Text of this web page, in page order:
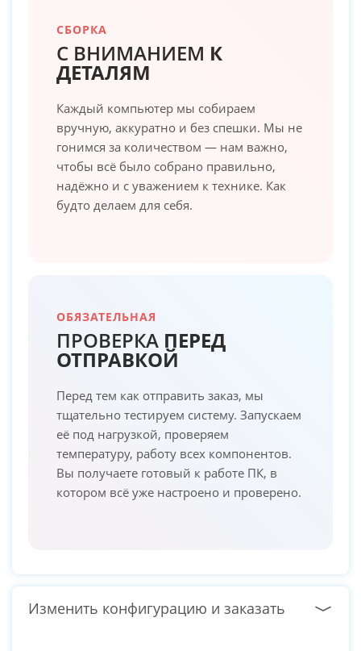
СБОРКА
С ВНИМАНИЕМ К
ДЕТАЛЯМ
Каждый компьютер мы собираем
вручную, аккуратно и без спешки. Мы не
гонимся за количеством — нам важно,
чтобы всё было собрано правильно,
надёжно и с уважением к технике. Как
будто делаем для себя.
ОБЯЗАТЕЛЬНАЯ
ПРОВЕРКА ПЕРЕД
ОТПРАВКОЙ
Перед тем как отправить заказ, мы
тщательно тестируем систему. Запускаем
её под нагрузкой, проверяем
температуру, работу всех компонентов.
Вы получаете готовый к работе ПК, в
котором всё уже настроено и проверено.
Изменить конфигурацию и заказать